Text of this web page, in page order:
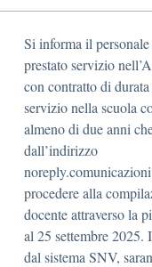
Si informa il
prestato servizio
con contratto di
servizio nella scuola
almeno di due anni
dall’indirizzo
procedere alla
docente attraverso la
al 25 settembre 2025.
dal sistema SNV,